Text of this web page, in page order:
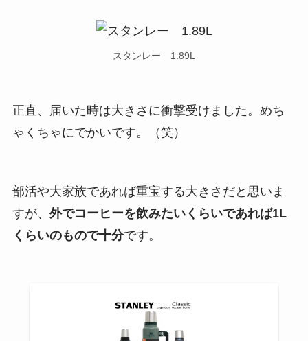
スタンレー 1.89L
正直、届いた時は大きさに衝撃受けました。めち
ゃくちゃにでかいです。（笑）
部活や大家族であれば重宝する大きさだと思いま
すが、 外でコーヒーを飲みたいくらいであれば1L
くらいのもので十分です。